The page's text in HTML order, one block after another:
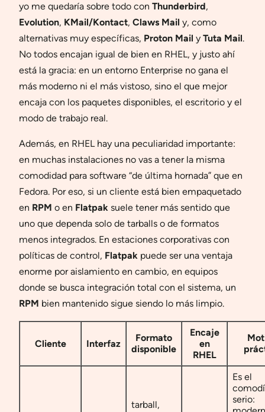
yo me quedaría sobre todo con Thunderbird,
Evolution, KMail/Kontact, Claws Mail y, como
alternativas muy específicas, Proton Mail y Tuta Mail.
No todos encajan igual de bien en RHEL, y justo ahí
está la gracia: en un entorno Enterprise no gana el
más moderno ni el más vistoso, sino el que mejor
encaja con los paquetes disponibles, el escritorio y el
modo de trabajo real.
Además, en RHEL hay una peculiaridad importante:
en muchas instalaciones no vas a tener la misma
comodidad para software “de última hornada” que en
Fedora. Por eso, si un cliente está bien empaquetado
en RPM o en Flatpak suele tener más sentido que
uno que dependa solo de tarballs o de formatos
menos integrados. En estaciones corporativas con
políticas de control, Flatpak puede ser una ventaja
enorme por aislamiento en cambio, en equipos
donde se busca integración total con el sistema, un
RPM bien mantenido sigue siendo lo más limpio.
Cliente Interfaz
Formato
disponible
Encaje
en
RHEL
tarball,
Es el
serio: